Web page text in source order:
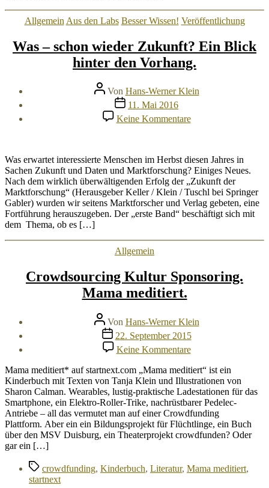
Kategorien
Allgemein Aus den Labs Besser Wissen! Veröffentlichung
Was – schon wieder Zukunft? Ein Blick
hinter den Vorhang.
Beitragsautor
Von Hans-Werner Klein
Veröffentlichungsdatum
11. Mai 2016
Keine Kommentarezu
Was
wieder
Zukunft?
Ein
Blick
hinter
den
Was erwartet interessierte Menschen im Herbst diesen Jahres in
Sachen Zukunft und Daten und Marktforschung? Einiges Neues.
Nach dem wirklich überwältigenden Erfolg der „Zukunft der
Marktforschung“ (Herausgeber Keller / Klein / Tuschl bei Springer
Gabler) wurden wir seitens Marktforscher und Verlag gebeten, eine
Fortführung herauszugeben. Der „erste Band“ beschäftigt sich mit
dem Thema, ob es […]
Kategorien
Allgemein
Crowdsourcing Kultur Sponsoring.
Mama meditiert.
Beitragsautor
Von Hans-Werner Klein
Veröffentlichungsdatum
22. September 2015
Keine Kommentarezu
Crowdsourcing
Kultur
Sponsoring.
Mama
meditiert.
Mama meditiert* auf startnext.com „Mama meditiert“ ist ein
Kinderbuch mit Texten von Tanja Klein und Illustrationen von
Sharon Calman. Wearables, lustig-praktische Ladestationen für das
Smartphone, ein Elektro-Roller-Trike, nachrüstbarer Pedelec-
Antriebe – all das vermutet man auf einer Crowdfunding
Plattform. Aber ein ein Bildungsprojekt für Flüchtlinge, ein Buch
über den MSV Duisburg, ein Theaterprojekt crowdfunden? Oder
gar ein […]
Schlagwörter
crowdfunding, Kinderbuch, Literatur, Mama meditiert,
startnext